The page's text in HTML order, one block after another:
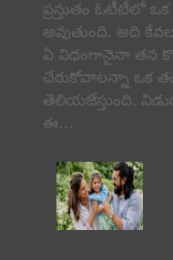
ప్రస్తుతం ఓటీటీలో
అవుతుంది. అది
ఏ విధంగానైనా తన
చేరుకోవాలన్నా ఒక
తెలియజేస్తుంది.
ఈ…